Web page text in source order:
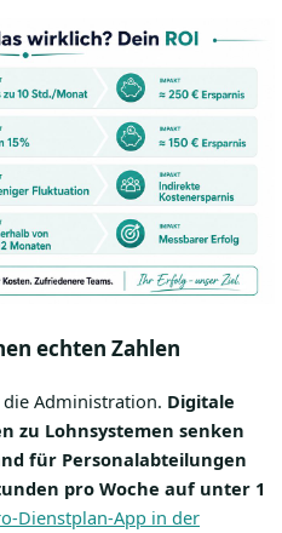
echten Zahlen
Administration. Digitale
zu Lohnsystemen senken
für Personalabteilungen
pro Woche auf unter 1
Dienstplan-App in der